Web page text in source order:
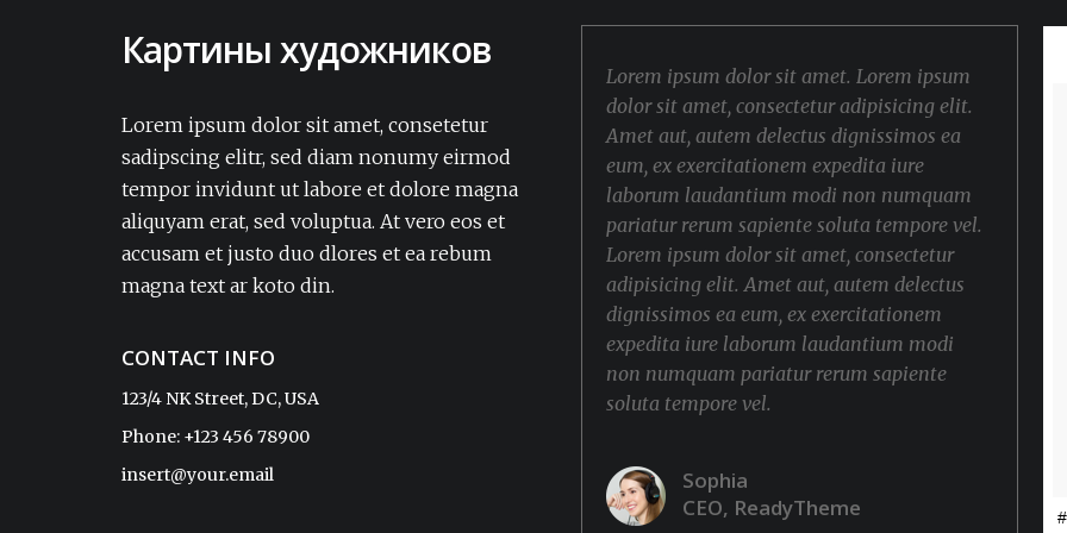
Картины художников
Lorem ipsum dolor sit amet, consetetur
sadipscing elitr, sed diam nonumy eirmod
tempor invidunt ut labore et dolore magna
aliquyam erat, sed voluptua. At vero eos et
accusam et justo duo dlores et ea rebum
magna text ar koto din.
CONTACT INFO
123/4 NK Street, DC, USA
Phone: +123 456 78900
insert@your.email
Lorem ipsum dolor sit amet, consectetur
dignissimos ea eum, ex exercitationem
expedita iure laborum laudantium modi
non numquam pariatur rerum sapiente
soluta tempore vel.Lorem ipsum dolor sit
amet, consectetur adipisicing elit. Amet aut,
autem delectus dignissimos ea eum, ex
Sophia
CEO, ReadyTheme
Lorem ipsum dolor sit amet. Lorem ipsum
dolor sit amet, consectetur adipisicing elit.
Amet aut, autem delectus dignissimos ea
eum, ex exercitationem expedita iure
laborum laudantium modi non numquam
pariatur rerum sapiente soluta tempore vel.
Lorem ipsum dolor sit amet, consectetur
adipisicing elit. Amet aut, autem delectus
dignissimos ea eum, ex exercitationem
expedita iure laborum laudantium modi
non numquam pariatur rerum sapiente
soluta tempore vel.
Sophia
CEO, ReadyTheme